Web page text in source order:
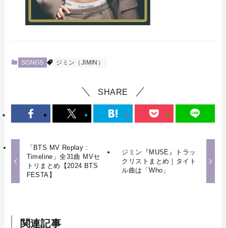
SONGS ジミン（JIMIN）
SHARE
「BTS MV Replay :
Timeline」全31曲 MVセ
トリまとめ【2024 BTS
FESTA】
ジミン『MUSE』トラッ
クリストまとめ｜タイト
ル曲は「Who」
関連記事